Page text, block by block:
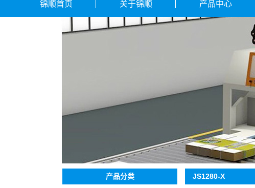
锦顺首页 关于锦顺
公司简介
技术研发
产品中心
自动捆绑
产品分类 JS1280-X